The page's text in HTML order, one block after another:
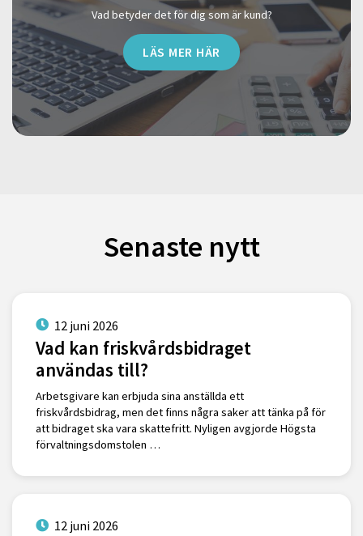
Vad betyder det för dig som är kund?
LÄS MER HÄR
Senaste nytt
12 juni 2026
Vad kan friskvårdsbidraget
användas till?
Arbetsgivare kan erbjuda sina anställda ett
friskvårdsbidrag, men det finns några saker att tänka på för
att bidraget ska vara skattefritt. Nyligen avgjorde Högsta
förvaltningsdomstolen …
12 juni 2026